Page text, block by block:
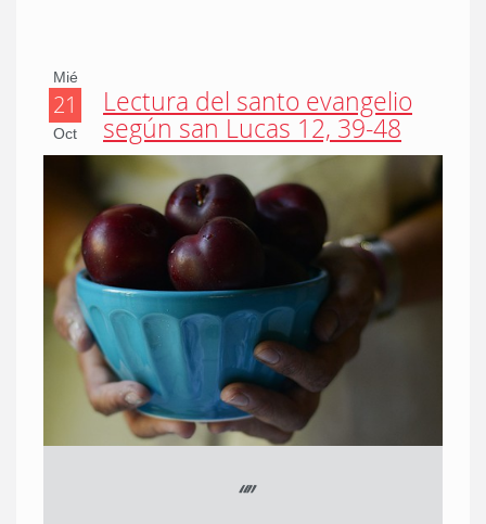
Mié
21
Oct
Lectura del santo evangelio
según san Lucas 12, 39-48
“”